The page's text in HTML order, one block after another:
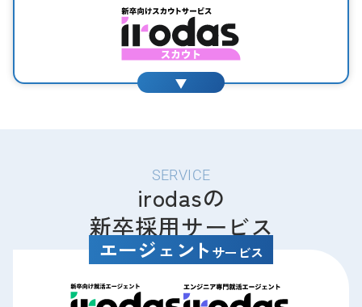
SERVICE
irodasの
新卒採用サービス
エージェ ントサービス